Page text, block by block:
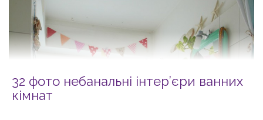
32 фото небанальні інтер’єри ванних
кімнат